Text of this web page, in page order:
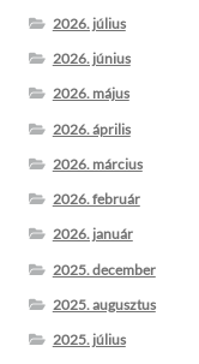
2026. július
2026. június
2026. május
2026. április
2026. március
2026. február
2026. január
2025. december
2025. augusztus
2025. július